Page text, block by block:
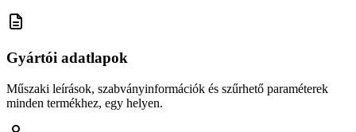
Gyártói adatlapok
Műszaki leírások, szabványinformációk és szűrhető paraméterek
minden termékhez, egy helyen.